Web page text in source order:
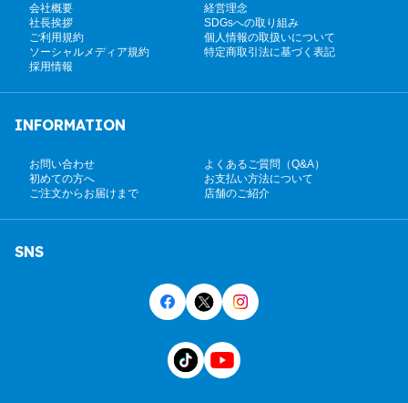
会社概要
経営理念
社長挨拶
SDGsへの取り組み
ご利用規約
個人情報の取扱いについて
ソーシャルメディア規約
特定商取引法に基づく表記
採用情報
INFORMATION
お問い合わせ
よくあるご質問（Q&A）
初めての方へ
お支払い方法について
ご注文からお届けまで
店舗のご紹介
SNS